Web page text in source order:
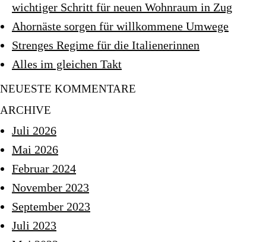
wichtiger Schritt für neuen Wohnraum in Zug
Ahornäste sorgen für willkommene Umwege
Strenges Regime für die Italienerinnen
Alles im gleichen Takt
NEUESTE KOMMENTARE
ARCHIVE
Juli 2026
Mai 2026
Februar 2024
November 2023
September 2023
Juli 2023